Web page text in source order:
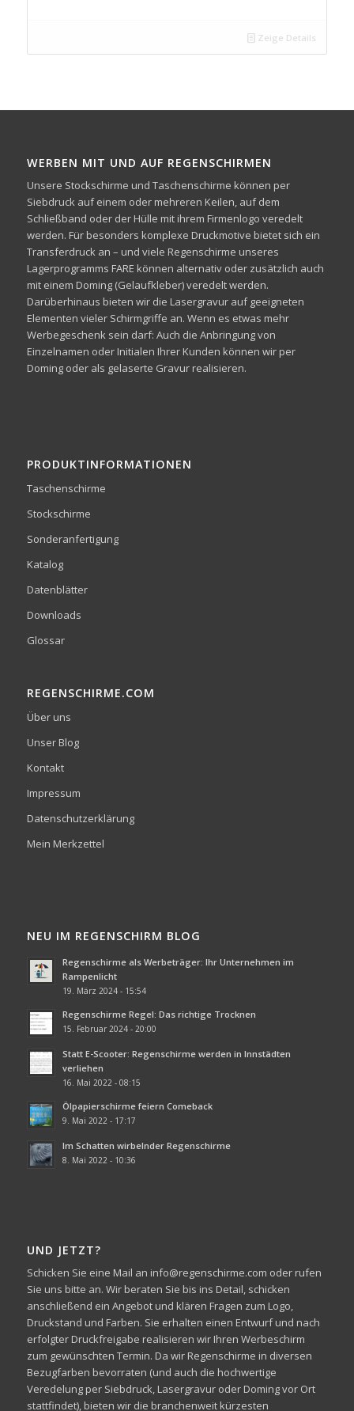
Zeige Details
WERBEN MIT UND AUF REGENSCHIRMEN
Unsere Stockschirme und Taschenschirme können per
Siebdruck auf einem oder mehreren Keilen, auf dem
Schließband oder der Hülle mit ihrem Firmenlogo veredelt
werden. Für besonders komplexe Druckmotive bietet sich ein
Transferdruck an – und viele Regenschirme unseres
Lagerprogramms FARE können alternativ oder zusätzlich auch
mit einem Doming (Gelaufkleber) veredelt werden.
Darüberhinaus bieten wir die Lasergravur auf geeigneten
Elementen vieler Schirmgriffe an. Wenn es etwas mehr
Werbegeschenk sein darf: Auch die Anbringung von
Einzelnamen oder Initialen Ihrer Kunden können wir per
Doming oder als gelaserte Gravur realisieren.
PRODUKTINFORMATIONEN
Taschenschirme
Stockschirme
Sonderanfertigung
Katalog
Datenblätter
Downloads
Glossar
REGENSCHIRME.COM
Über uns
Unser Blog
Kontakt
Impressum
Datenschutzerklärung
Mein Merkzettel
NEU IM REGENSCHIRM BLOG
Regenschirme als Werbeträger: Ihr Unternehmen im
Rampenlicht
19. März 2024 - 15:54
Regenschirme Regel: Das richtige Trocknen
15. Februar 2024 - 20:00
Statt E-Scooter: Regenschirme werden in Innstädten
verliehen
16. Mai 2022 - 08:15
Ölpapierschirme feiern Comeback
9. Mai 2022 - 17:17
Im Schatten wirbelnder Regenschirme
8. Mai 2022 - 10:36
UND JETZT?
Schicken Sie eine Mail an info@regenschirme.com oder rufen
Sie uns bitte an. Wir beraten Sie bis ins Detail, schicken
anschließend ein Angebot und klären Fragen zum Logo,
Druckstand und Farben. Sie erhalten einen Entwurf und nach
erfolgter Druckfreigabe realisieren wir Ihren Werbeschirm
zum gewünschten Termin. Da wir Regenschirme in diversen
Bezugfarben bevorraten (und auch die hochwertige
Veredelung per Siebdruck, Lasergravur oder Doming vor Ort
stattfindet), bieten wir die branchenweit kürzesten